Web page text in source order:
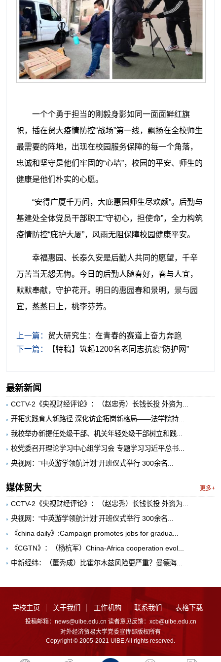
一个个勇于担当的刚毅身影如同一面面鲜红旗
帜，插在贸大疫情防控“战场”第一线， 飘扬在全校师生
最需要的阵地，出现在校园服务保障的每一个角落，
忠诚和坚守是他们牢固的“心墙”，校园的平安、师生的
健康是他们朴实的心愿。
“安得广厦千万间，大庇惠园师生尽欢颜”。后勤与
基建处全体党员干部职工“守初心，担使命”，全力构筑
疫情防控“庇护大厦”，风雨无阻保障校园健康平安。
幸福惠园、长泰久安是后勤人共同的愿望，千辛
万苦当无怨无悔。今日的后勤人随春好，春与人宜，
默默奉献，守护花开。明日的惠园春和景明，景与园
宜，蒸蒸日上，桃李芬芳。
上一篇： 贸大研究生：在青春的赛道上奋力奔跑
下一篇：
【特稿】筑起1200名老同志抗疫“防护网”
最新新闻
CCTV-2《央视财经评论》：（赵忠秀）长钱长投 外资为...
开拓实践育人新路径 深化访企拓岗新格局——法学院持...
我校举办新提任处级干部、机关年轻处级干部树立和践...
校党委召开理论学习中心组学习会 专题学习习近平总书...
央视网：“中英游学领航计划”开班仪式举行 300余名...
媒体贸大 更多+
CCTV-2《央视财经评论》：（赵忠秀）长钱长投 外资为...
央视网：“中英游学领航计划”开班仪式举行 300余名...
《china daily》:Campaign promotes jobs for gradua...
《CGTN》：（杨杭军）China-Africa cooperation evol...
中新经纬：（董秀成）比霍尔木兹风险更严重？曼德海...
学校主页 关于我们 工作机构 联系我们 表格下载
投稿邮箱：news@uibe.edu.cn 读者意见反馈：xcb@uibe.edu.cn
对外经济贸易大学党委宣传部版权所有
Copyright © 2005-2021 UIBE All rights reserved.